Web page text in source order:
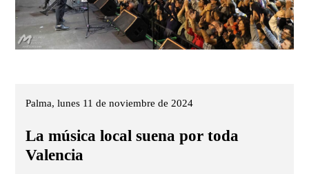
Palma, lunes 11 de noviembre de 2024
La música local suena por toda
Valencia